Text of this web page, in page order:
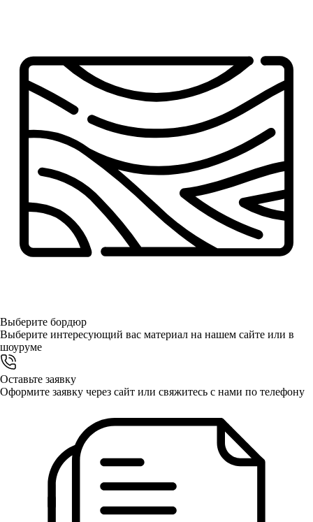
Выберите бордюр
Выберите интересующий вас материал на нашем сайте или в
шоуруме
Оставьте заявку
Оформите заявку через сайт или свяжитесь с нами по телефону